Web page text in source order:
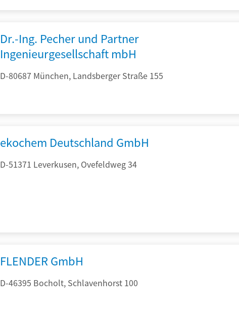
Dr.-Ing. Pecher und Partner
Ingenieurgesellschaft mbH
D-80687 München, Landsberger Straße 155
ekochem Deutschland GmbH
D-51371 Leverkusen, Ovefeldweg 34
FLENDER GmbH
D-46395 Bocholt, Schlavenhorst 100